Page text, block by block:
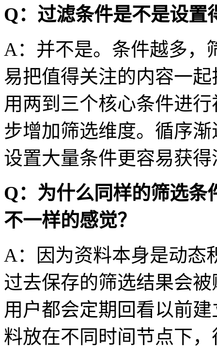
Q：过滤条件是不是设置
A：并不是。条件越多，
易把值得关注的内容一
用两到三个核心条件进
步增加筛选维度。循序
设置大量条件更容易获得
Q：为什么同样的筛选条
不一样的感觉？
A：因为资料本身是动态
过去保存的筛选结果会
用户都会定期回看以前
料放在不同时间节点下